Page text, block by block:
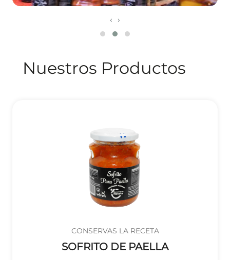
‹ ›
Nuestros Productos
CONSERVAS LA RECETA
SOFRITO DE PAELLA